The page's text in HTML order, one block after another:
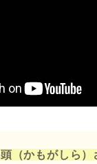
（かもがしら）